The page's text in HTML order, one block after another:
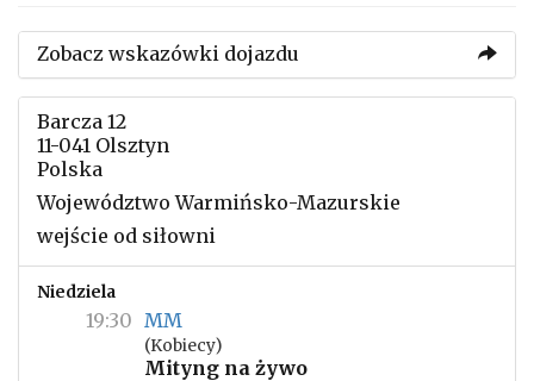
Zobacz wskazówki dojazdu
Barcza 12
11-041 Olsztyn
Polska
Województwo Warmińsko-Mazurskie
wejście od siłowni
Niedziela
19:30 MM
(Kobiecy)
Mityng na żywo